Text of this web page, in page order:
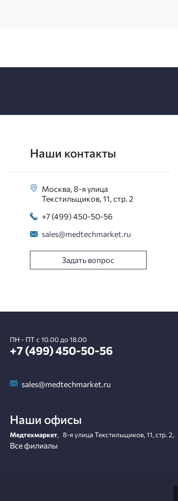
Наши контакты
Москва, 8-я улица
Текстильщиков, 11, стр. 2
+7 (499) 450-50-56
sales@medtechmarket.ru
Задать вопрос
ПН - ПТ с 10.00 до 18.00
+7 (499) 450-50-56
sales@medtechmarket.ru
Наши офисы
Медтехмаркет, 8-я улица Текстильщиков, 11, стр. 2,
Все филиалы